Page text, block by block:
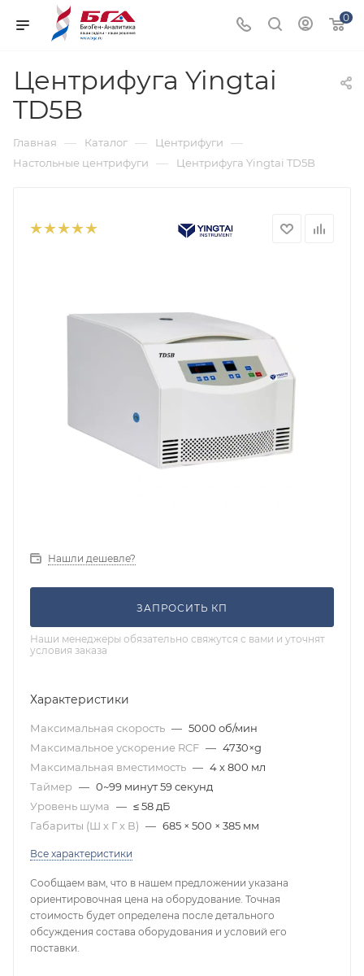
0
Центрифуга Yingtai
TD5B
Главная — Каталог — Центрифуги —
Настольные центрифуги — Центрифуга Yingtai TD5B
Нашли дешевле?
ЗАПРОСИТЬ КП
Наши менеджеры обязательно свяжутся с вами и уточнят
условия заказа
Характеристики
Максимальная скорость — 5000 об/мин
Максимальное ускорение RCF — 4730×g
Максимальная вместимость — 4 х 800 мл
Таймер — 0~99 минут 59 секунд
Уровень шума — ≤ 58 дБ
Габариты (Ш х Г х В) — 685 × 500 × 385 мм
Все характеристики
Сообщаем вам, что в нашем предложении указана
ориентировочная цена на оборудование. Точная
стоимость будет определена после детального
обсуждения состава оборудования и условий его
поставки.